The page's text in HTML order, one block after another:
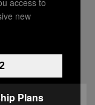
sunt
de
de
new
Plans